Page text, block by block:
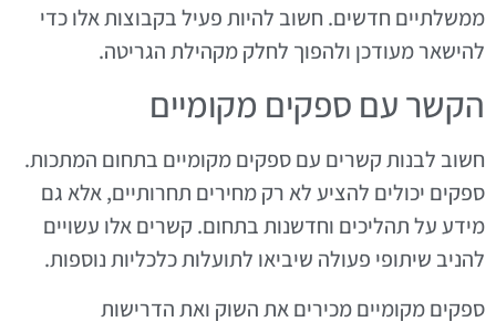
ממשלתיים חדשים. חשוב להיות פעיל בקבוצות אלו כדי
להישאר מעודכן ולהפוך לחלק מקהילת הגריטה.
הקשר עם ספקים מקומיים
חשוב לבנות קשרים עם ספקים מקומיים בתחום המתכות.
ספקים יכולים להציע לא רק מחירים תחרותיים, אלא גם
מידע על תהליכים וחדשנות בתחום. קשרים אלו עשויים
להניב שיתופי פעולה שיביאו לתועלות כלכליות נוספות.
ספקים מקומיים מכירים את השוק ואת הדרישות